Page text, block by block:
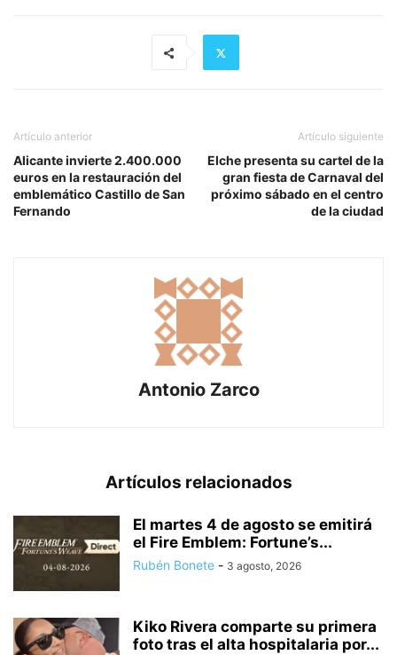
Artículo anterior
Alicante invierte 2.400.000
euros en la restauración del
emblemático Castillo de San
Fernando
Artículo siguiente
Elche presenta su cartel de la
gran fiesta de Carnaval del
próximo sábado en el centro
de la ciudad
Antonio Zarco
Artículos relacionados
El martes 4 de agosto se emitirá
el Fire Emblem: Fortune’s...
Rubén Bonete - 3 agosto, 2026
Kiko Rivera comparte su primera
foto tras el alta hospitalaria por...